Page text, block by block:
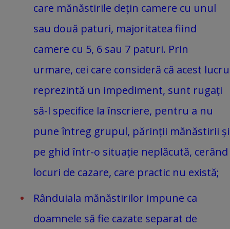
care mănăstirile dețin camere cu unul
sau două paturi, majoritatea fiind
camere cu 5, 6 sau 7 paturi. Prin
urmare, cei care consideră că acest lucru
reprezintă un impediment, sunt rugați
să-l specifice la înscriere, pentru a nu
pune întreg grupul, părinții mănăstirii și
pe ghid într-o situație neplăcută, cerând
locuri de cazare, care practic nu există;
Rânduiala mănăstirilor impune ca
doamnele să fie cazate separat de